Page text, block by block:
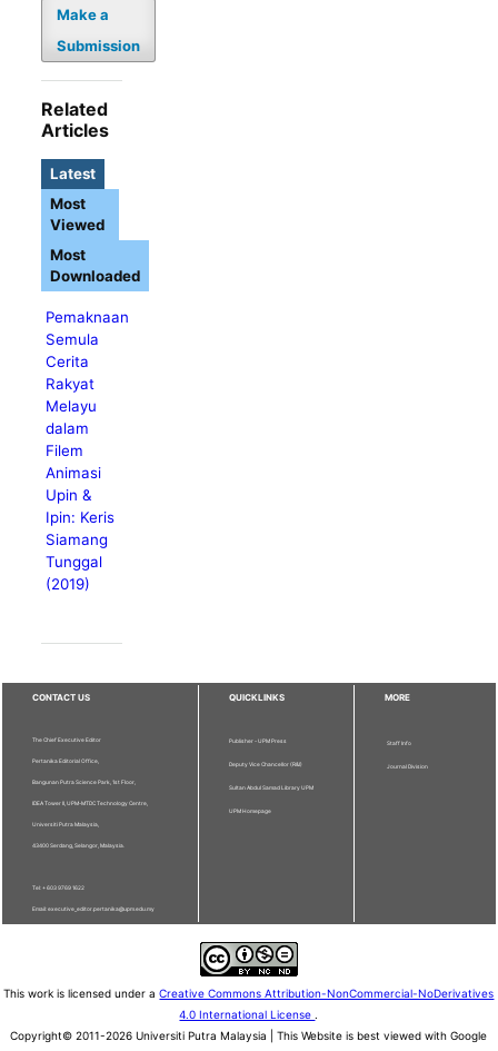
Make a
Submission
Related
Articles
Latest
Pemaknaan
Semula
Cerita
Rakyat
Melayu
dalam
Filem
Animasi
Upin &
Ipin: Keris
Siamang
Tunggal
(2019)
Most
Viewed
Most
Downloaded
CONTACT US
The Chief Executive Editor
Pertanika Editorial Office,
Bangunan Putra Science Park, 1st Floor,
IDEA Tower II, UPM-MTDC Technology Centre,
Universiti Putra Malaysia,
43400 Serdang, Selangor, Malaysia.
Tel: + 603 9769 1622
Email: executive_editor.pertanika@upm.edu.my
QUICKLINKS
Publisher - UPM Press
Deputy Vice Chancellor (R&I)
Sultan Abdul Samad Library UPM
UPM Homepage
MORE
Staff Info
Journal Division
This work is licensed under aCreative Commons Attribution-NonCommercial-NoDerivatives
4.0 International License .
Copyright© 2011-2026 Universiti Putra Malaysia | This Website is best viewed with Google